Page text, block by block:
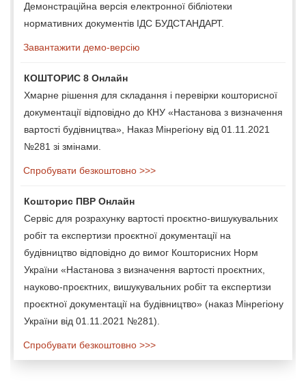
Демонстраційна версія електронної бібліотеки
нормативних документів ІДС БУДСТАНДАРТ.
Завантажити демо-версію
КОШТОРИС 8 Онлайн
Хмарне рішення для складання і перевірки кошторисної
документації відповідно до КНУ «Настанова з визначення
вартості будівництва», Наказ Мінрегіону від 01.11.2021
№281 зі змінами.
Спробувати безкоштовно >>>
Кошторис ПВР Онлайн
Сервіс для розрахунку вартості проєктно-вишукувальних
робіт та експертизи проєктної документації на
будівництво відповідно до вимог Кошторисних Норм
України «Настанова з визначення вартості проєктних,
науково-проєктних, вишукувальних робіт та експертизи
проєктної документації на будівництво» (наказ Мінрегіону
України від 01.11.2021 №281).
Спробувати безкоштовно >>>